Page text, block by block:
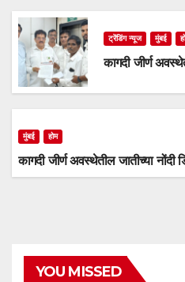
ट्रेंडिंग न्यूज मुंबई
कागदी जीर्ण
मुंबई होम
कागदी जीर्ण अवस्थेतील जातीच्या नोंदी
YOU MISSED